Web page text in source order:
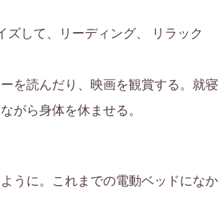
して、リーディング、 リラック
を読んだり、映画を観賞する。就寝
がら身体を休ませる。
うに。これまでの電動ベッドになか